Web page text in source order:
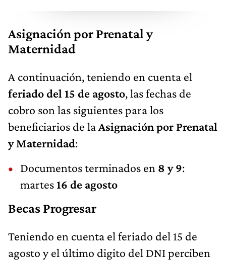
Asignación por Prenatal y
Maternidad
A continuación, teniendo en cuenta el
feriado del 15 de agosto, las fechas de
cobro son las siguientes para los
beneficiarios de laAsignación por Prenatal
y Maternidad:
Documentos terminados en 8 y 9:
martes16 de agosto
Becas Progresar
Teniendo en cuenta el feriado del 15 de
agosto y el último digito del DNI perciben